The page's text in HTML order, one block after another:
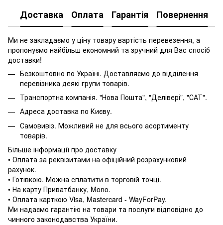
Доставка Оплата Гарантія Повернення
Ми не закладаємо у ціну товару вартість перевезення, а
пропонуємо найбільш економний та зручний для Вас спосіб
доставки!
Безкоштовно по Україні. Доставляємо до відділення
перевізника деякі групи товарів.
Транспортна компанія. "Нова Пошта", "Делівері", "САТ".
Адреса доставка по Києву.
Самовивіз. Можливий не для всього асортименту
товарів.
Більше інформації про доставку
• Оплата за реквізитами на офіційний розрахунковий
рахунок.
• Готівкою. Можна сплатити в торговій точці.
• На карту Приватбанку, Mono.
• Оплата карткою Visa, Mastercard - WayForPay.
Ми надаємо гарантію на товари та послуги відповідно до
чинного законодавства України.